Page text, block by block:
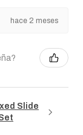
hace 2 meses
Slide